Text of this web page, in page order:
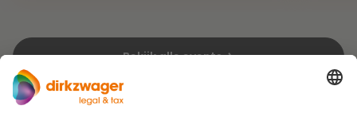
Bekijk alle events